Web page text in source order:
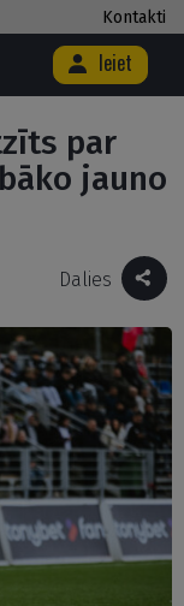
Kontakti
Ieiet
pussargs atzīts par
par
jauno
Dalies